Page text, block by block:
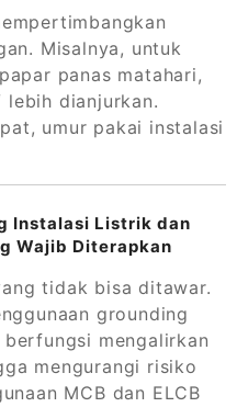
Misalnya, untuk
panas matahari,
lebih dianjurkan.
umur pakai instalasi
Instalasi Listrik dan
Wajib Diterapkan
tidak bisa ditawar.
grounding
mengalirkan
mengurangi risiko
MCB dan ELCB